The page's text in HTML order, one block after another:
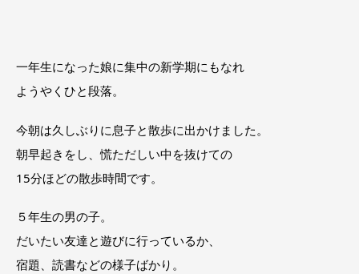
一年生になった娘に集中の新学期にもなれ
ようやくひと段落。
今朝は久しぶりに息子と散歩に出かけました。
朝早起きをし、慌ただしい中を抜けての
15分ほどの散歩時間です。
５年生の男の子。
だいたい友達と遊びに行っているか、
宿題、読書などの様子ばかり。